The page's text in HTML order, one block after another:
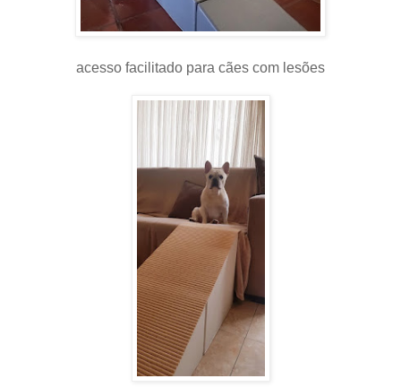
acesso facilitado para cães com lesões